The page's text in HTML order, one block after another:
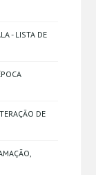
- LISTA DE
DE